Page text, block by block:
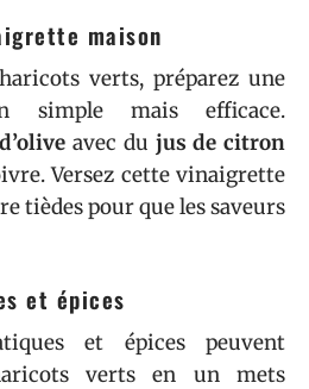
maison
verts, préparez une
simple mais efficace.
avec du jus de citron
Versez cette vinaigrette
tièdes pour que les saveurs
et épices
et épices peuvent
verts en un mets